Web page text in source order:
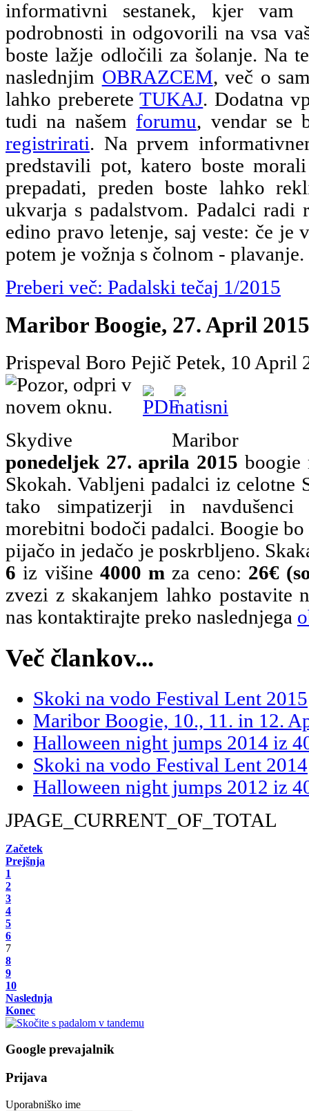
informativni sestanek, kjer vam
podrobnosti in odgovorili na vsa
boste lažje odločili za šolanje. Na
naslednjim OBRAZCEM, več o
lahko prebereteTUKAJ. Dodatna
tudi na našem forumu, vendar se
registrirati. Na prvem
predstavili pot, katero boste
prepadati, preden boste lahko
ukvarja s padalstvom. Padalci radi
edino pravo letenje, saj veste: če je
potem je vožnja s čolnom - plavanje.
Preberi več: Padalski tečaj 1/2015
Maribor Boogie, 27. April 2015
Prispeval Boro Pejič Petek, 10 April
Skydive
ponedeljek 27. aprila 2015 boogie
Skokah. Vabljeni padalci iz celotne
tako simpatizerji in navdušenci
morebitni bodoči padalci. Boogie
pijačo in jedačo je poskrbljeno.
6 iz višine 4000 m za ceno: 26€
zvezi z skakanjem lahko postavite
nas kontaktirajte preko naslednjega
Več člankov...
Skoki na vodo Festival Lent 2015
Maribor Boogie, 10., 11. in 12.
Halloween night jumps 2014 iz
Skoki na vodo Festival Lent 2014
Halloween night jumps 2012 iz
JPAGE_CURRENT_OF_TOTAL
Začetek
Prejšnja
1
2
3
4
5
6
7
8
9
10
Naslednja
Konec
Google prevajalnik
Prijava
Uporabniško ime